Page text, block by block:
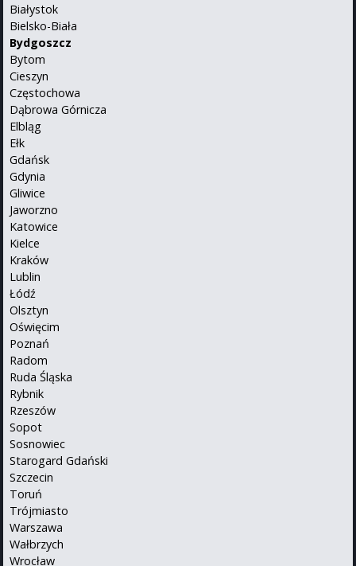
Białystok
Bielsko-Biała
Bydgoszcz
Bytom
Cieszyn
Częstochowa
Dąbrowa Górnicza
Elbląg
Ełk
Gdańsk
Gdynia
Gliwice
Jaworzno
Katowice
Kielce
Kraków
Lublin
Łódź
Olsztyn
Oświęcim
Poznań
Radom
Ruda Śląska
Rybnik
Rzeszów
Sopot
Sosnowiec
Starogard Gdański
Szczecin
Toruń
Trójmiasto
Warszawa
Wałbrzych
Wrocław